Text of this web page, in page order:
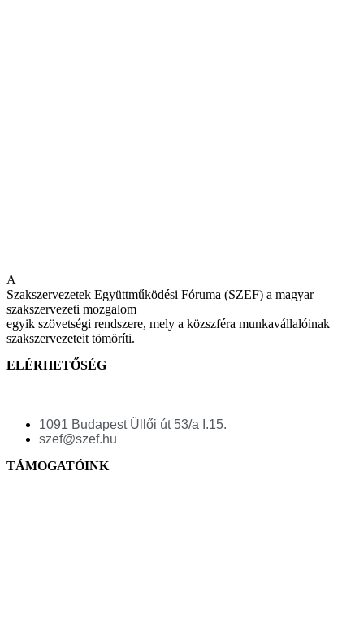
A
Szakszervezetek Együttműködési Fóruma (SZEF) a magyar
szakszervezeti mozgalom
egyik szövetségi rendszere, mely a közszféra munkavállalóinak
szakszervezeteit tömöríti.
ELÉRHETŐSÉG
1091 Budapest Üllői út 53/a I.15.
szef@szef.hu
TÁMOGATÓINK